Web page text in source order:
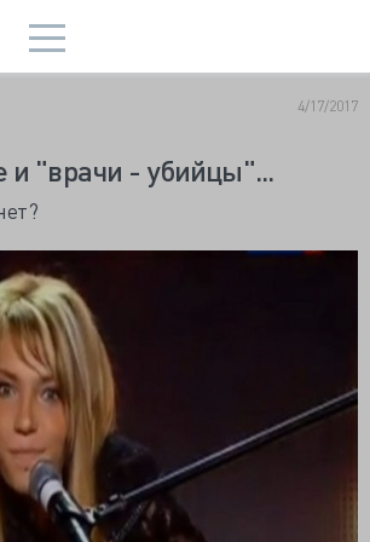
4/17/2017
и "врачи - убийцы"...